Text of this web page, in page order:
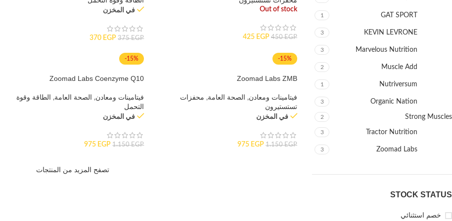
GAT SPORT
1
KEVIN LEVRONE
3
Marvelous Nutrition
3
Muscle Add
2
Nutriversum
1
Organic Nation
3
Strong Muscles
2
Tractor Nutrition
3
Zoomad Labs
3
STOCK STATUS
خصم استثنائي
Out of stock
450EGP
425 EGP
في المخزن
375EGP
370 EGP
-15%
Zoomad Labs ZMB
فيتامينات ومعادن, الصحة العامة, محفزات
تستستيرون
في المخزن
1.150EGP
975 EGP
-15%
Zoomad Labs Coenzyme Q10
فيتامينات ومعادن, الصحة العامة,
الطاقة وقوة
التحمل
في المخزن
1.150EGP
975 EGP
تصفح المزيد من المنتجات